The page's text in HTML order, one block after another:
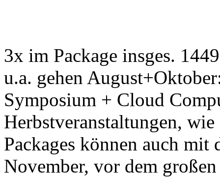
3x im Package insges.
u.a. gehen
Symposium + Cloud
Herbstveranstaltungen,
Packages können auch
November, vor dem